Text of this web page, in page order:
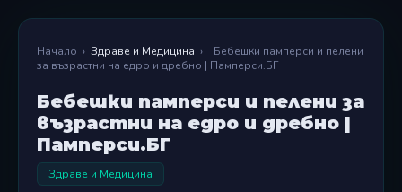
Начало › Здраве и Медицина ›
Бебешки памперси и пелени
за възрастни на едро и дребно | Памперси.БГ
Бебешки памперси и пелени за
възрастни на едро и дребно |
Памперси.БГ
Здраве и Медицина